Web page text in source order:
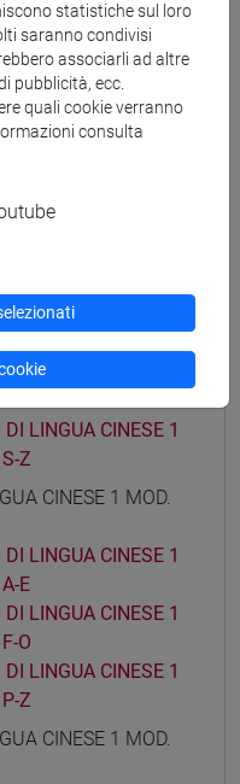
CINESE 1 MOD.
LINGUA CINESE 1
L
LINGUA CINESE 1
Z
CINESE 1 MOD.
LINGUA CINESE 1
LINGUA CINESE 1
DI LINGUA CINESE 1
LINGUA CINESE 1
Z
CINESE 1 MOD.
LINGUA CINESE 1
E
LINGUA CINESE 1
O
LINGUA CINESE 1
Z
CINESE 1 MOD.
statistiche sul loro
saranno condivisi
associarli ad altre
pubblicità, ecc.
quali cookie verranno
consulta